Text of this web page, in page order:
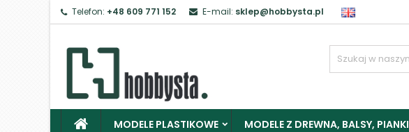
Telefon: +48 609 771 152 E-mail: sklep@hobbysta.pl
MODELE PLASTIKOWE MODELE Z DREWNA, BALSY, PIANKI